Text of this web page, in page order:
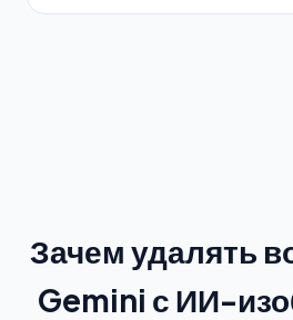
Зачем удалять
Gemini с ИИ-